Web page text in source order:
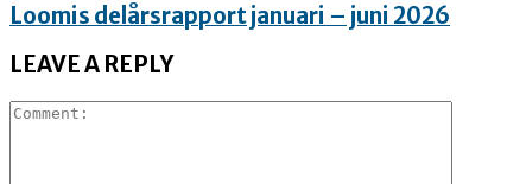
Loomis delårsrapport januari – juni 2026
LEAVE A REPLY